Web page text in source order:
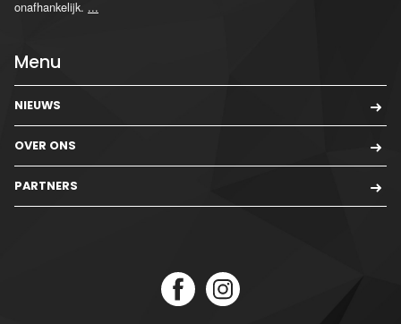
onafhankelijk. ...
Menu
NIEUWS
OVER ONS
PARTNERS